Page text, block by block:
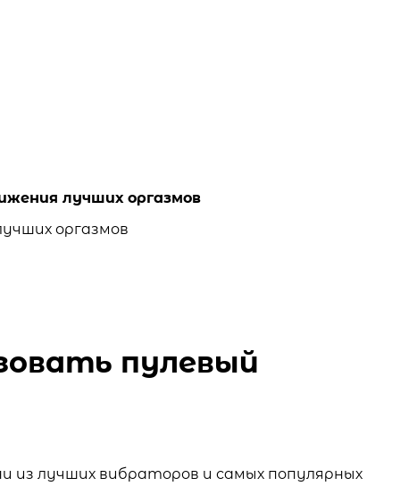
лучших оргазмов
пулевый
из лучших вибраторов и самых популярных